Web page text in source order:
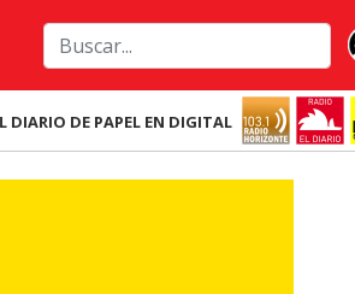
DIARIO DE PAPEL EN DIGITAL